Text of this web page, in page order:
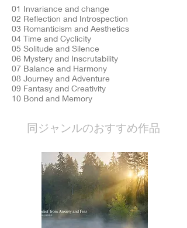
01 Invariance and change
02 Reflection and Introspection
03 Romanticism and Aesthetics
04 Time and Cyclicity
05 Solitude and Silence
06 Mystery and Inscrutability
07 Balance and Harmony
08 Journey and Adventure
09 Fantasy and Creativity
10 Bond and Memory
​同ジャンルのおすすめ作品